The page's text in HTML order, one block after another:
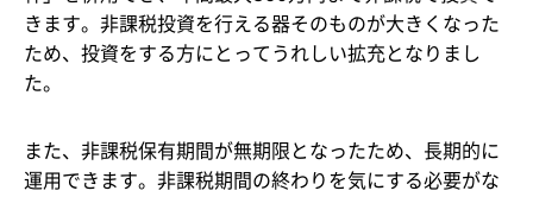
きます。非課税投資を行える器そのものが大きくなった
ため、投資をする方にとってうれしい拡充となりまし
た。
また、非課税保有期間が無期限となったため、長期的に
運用できます。非課税期間の終わりを気にする必要がな